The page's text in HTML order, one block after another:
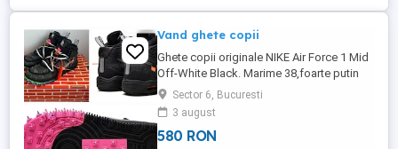
Vand ghete copii
Ghete copii originale NIKE Air Force 1 Mid
Off-White Black. Marime 38,foarte putin
purtate.
Sector 6, Bucuresti
3 august
580 RON